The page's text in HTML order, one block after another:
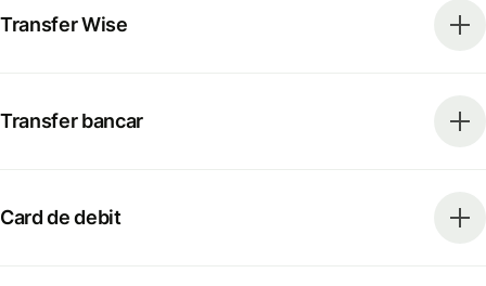
Transfer Wise
Transfer bancar
Card de debit